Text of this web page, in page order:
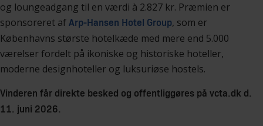
og loungeadgang til en værdi à 2.827 kr. Præmien er
sponsoreret af Arp-Hansen Hotel Group, som er
Københavns største hotelkæde med mere end 5.000
værelser fordelt på ikoniske og historiske hoteller,
moderne designhoteller og luksuriøse hostels.
Vinderen får direkte besked og offentliggøres på vcta.dk d.
11. juni 2026.